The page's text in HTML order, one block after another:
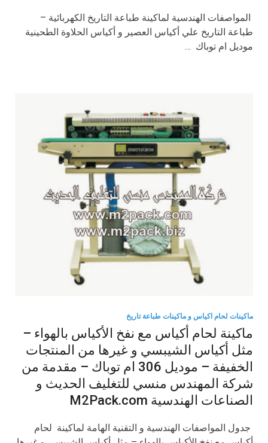
​ المواصفات الهندسية لماكينة طباعة التاريخ الكهربائية –
طباعة التاريخ علي أكياس العصير و أكياس الحلاوة الطحينية
موديل ام توباك …
ماكينات لحام اكياس و ماكينات طباعة تاريخ
ماكينة لحام أكياس مع نفخ الأكياس بالهواء –
مثل أكياس الشيبسي و غيرها من المنتجات
الخفيفة – موديل 306 ام توباك – مقدمة من
شركة المهندس منسي للتغليف الحديث و
الصناعات الهندسية M2Pack.com
​ جدول المواصفات الهندسية و التقنية الهامة لماكينة لحام